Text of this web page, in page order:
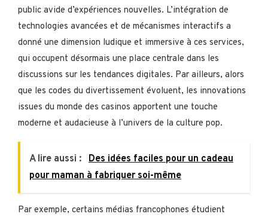
public avide d’expériences nouvelles. L’intégration de
technologies avancées et de mécanismes interactifs a
donné une dimension ludique et immersive à ces services,
qui occupent désormais une place centrale dans les
discussions sur les tendances digitales. Par ailleurs, alors
que les codes du divertissement évoluent, les innovations
issues du monde des casinos apportent une touche
moderne et audacieuse à l’univers de la culture pop.
A lire aussi :
Des idées faciles pour un cadeau
pour maman à fabriquer soi-même
Par exemple, certains médias francophones étudient